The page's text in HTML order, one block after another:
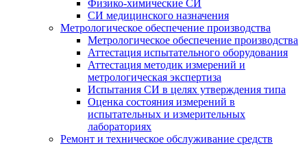
Физико-химические СИ
СИ медицинского назначения
Метрологическое обеспечение производства
Метрологическое обеспечение производства
Аттестация испытательного оборудования
Аттестация методик измерений и
метрологическая экспертиза
Испытания СИ в целях утверждения типа
Оценка состояния измерений в
испытательных и измерительных
лабораториях
Ремонт и техническое обслуживание средств